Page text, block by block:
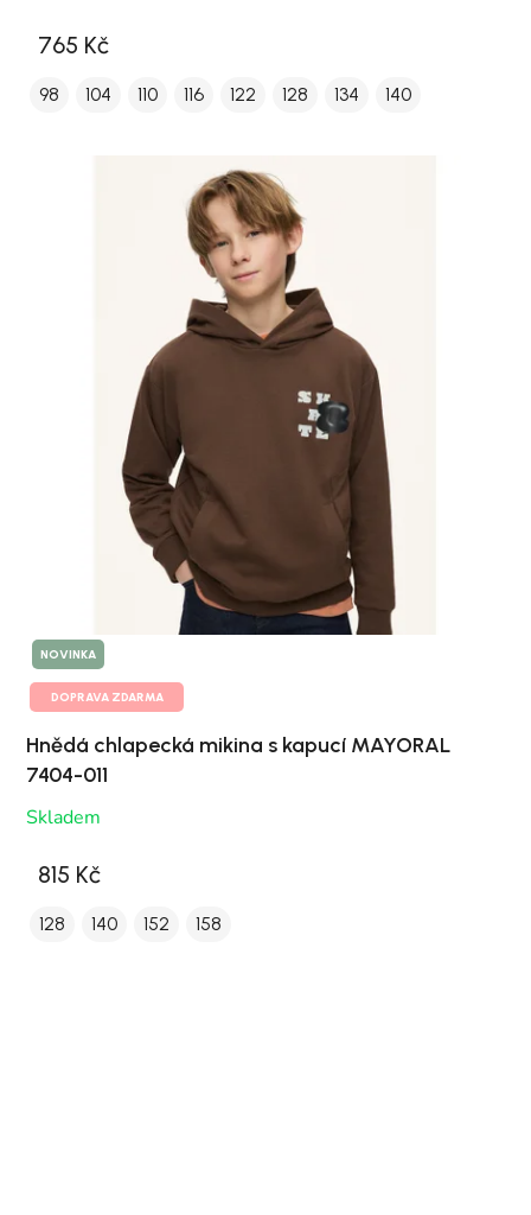
765 Kč
98 104 110 116 122 128 134 140
NOVINKA
DOPRAVA ZDARMA
Hnědá chlapecká mikina s kapucí MAYORAL
7404-011
Skladem
815 Kč
128 140 152 158